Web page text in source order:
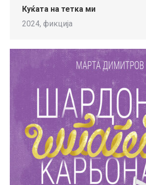
Куќата на тетка ми
2024, фикција